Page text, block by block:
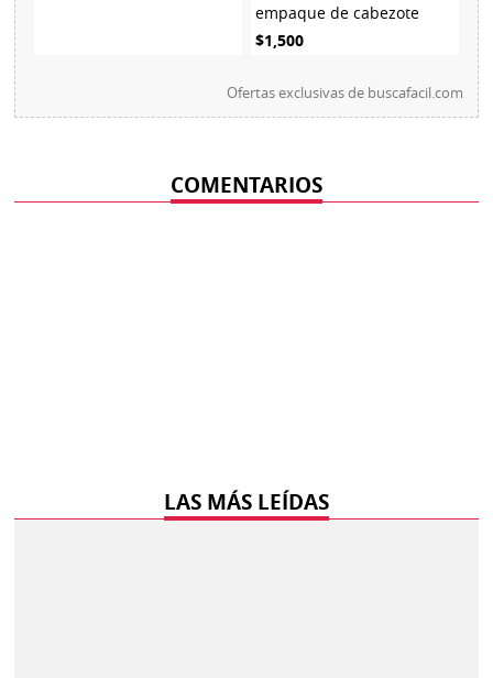
empaque de cabezote
$1,500
Ofertas exclusivas de buscafacil.com
COMENTARIOS
LAS MÁS LEÍDAS